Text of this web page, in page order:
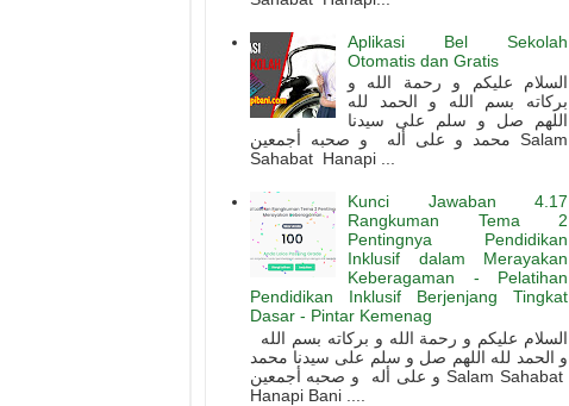
Aplikasi Bel Sekolah
Otomatis dan Gratis
السلام عليكم و رحمة الله و
بركاته بسم الله و الحمد لله
اللهم صل و سلم على سيدنا
محمد و على أله و صحبه أجمعين Salam
Sahabat Hanapi ...
Kunci Jawaban 4.17
Rangkuman Tema 2
Pentingnya Pendidikan
Inklusif dalam Merayakan
Keberagaman - Pelatihan
Pendidikan Inklusif Berjenjang Tingkat
Dasar - Pintar Kemenag
و الحمد لله اللهم صل و سلم على سيدنا محمد
و على أله و صحبه أجمعين Salam Sahabat
Hanapi Bani ....